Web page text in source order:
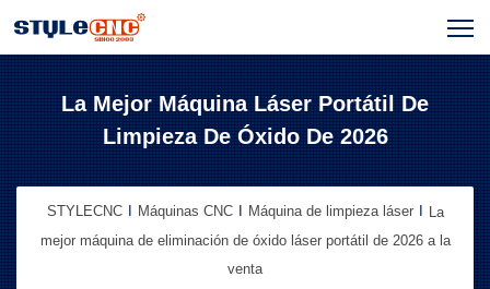
La Mejor Máquina Láser Portátil De
Limpieza De Óxido De 2026
STYLECNC Máquinas CNC Máquina de limpieza láser
La
mejor máquina de eliminación de óxido láser portátil de 2026 a la
venta